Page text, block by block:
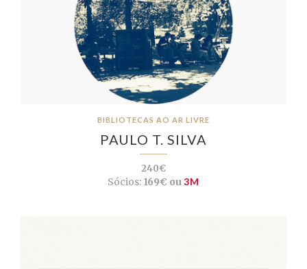
BIBLIOTECAS AO AR LIVRE
PAULO T. SILVA
240€
Sócios: 169€ ou 3M